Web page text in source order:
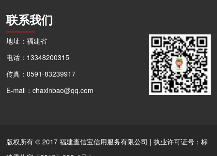
联系我们
地址：福建省
电话：13348200315
传真：0591-83239917
E-mail：chaxinbao@qq.com
版权所有 © 2017 福建查信宝信用服务有限公司 | 执业许可证号：标